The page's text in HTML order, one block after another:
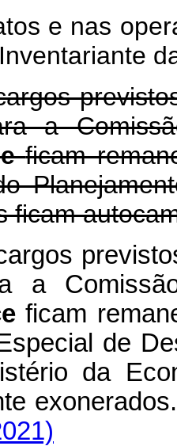
e nas
a
ficam
ficam
a
ficam
de
da